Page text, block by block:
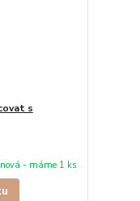
s
nová - máme 1 ks